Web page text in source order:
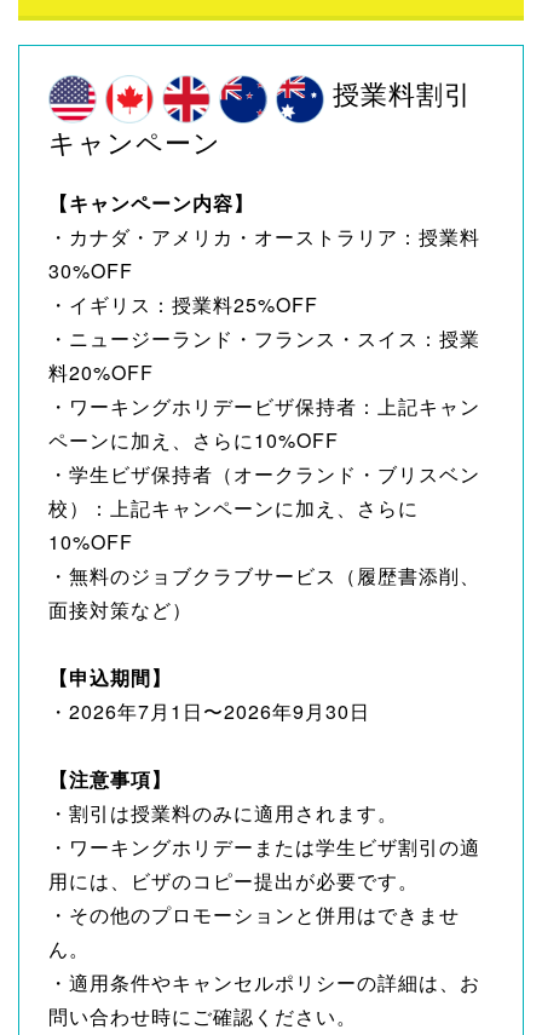
授業料割引
キャンペーン
【キャンペーン内容】
・カナダ・アメリカ・オーストラリア：授業料
30%OFF
・イギリス：授業料25%OFF
・ニュージーランド・フランス・スイス：授業
料20%OFF
・ワーキングホリデービザ保持者：上記キャン
ペーンに加え、さらに10%OFF
・学生ビザ保持者（オークランド・ブリスベン
校）：上記キャンペーンに加え、さらに
10%OFF
・無料のジョブクラブサービス（履歴書添削、
面接対策など）
【申込期間】
・2026年7月1日〜2026年9月30日
【注意事項】
・割引は授業料のみに適用されます。
・ワーキングホリデーまたは学生ビザ割引の適
用には、ビザのコピー提出が必要です。
・その他のプロモーションと併用はできませ
ん。
・適用条件やキャンセルポリシーの詳細は、お
問い合わせ時にご確認ください。